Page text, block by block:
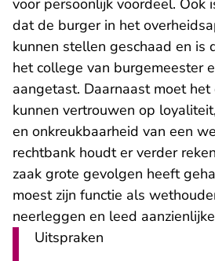
voor persoonlijk voordeel. Ook
dat de burger in het
kunnen stellen geschaad en is
het college van burgemeester
aangetast. Daarnaast moet
kunnen vertrouwen op
en onkreukbaarheid van een
rechtbank houdt er verder
zaak grote gevolgen heeft
moest zijn functie als
neerleggen en leed
Uitspraken